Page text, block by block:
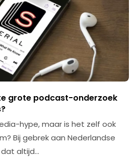
grote podcast-onderzoek
hype, maar is het zelf ook
Bij gebrek aan Nederlandse
altijd…